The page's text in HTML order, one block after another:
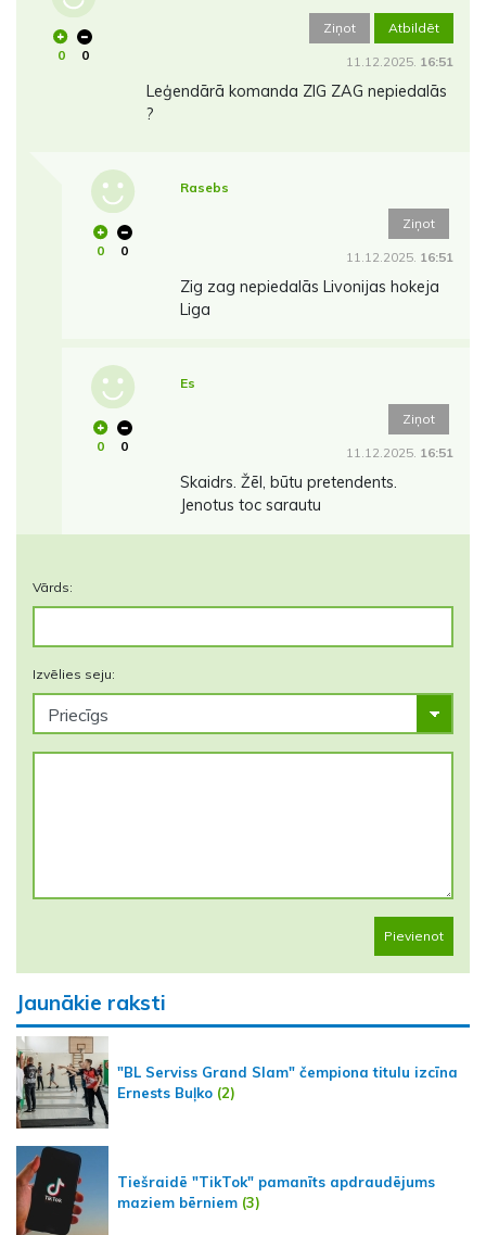
0 0
Ziņot Atbildēt
11.12.2025. 16:51
Leģendārā komanda ZIG ZAG nepiedalās
?
0 0
Rasebs
Ziņot
11.12.2025. 16:51
Zig zag nepiedalās Livonijas hokeja
Liga
0 0
Es
Ziņot
11.12.2025. 16:51
Skaidrs. Žēl, būtu pretendents.
Jenotus toc sarautu
Vārds:
Izvēlies seju:
Pievienot
Jaunākie raksti
"BL Serviss Grand Slam" čempiona titulu izcīna
Ernests Buļko (2)
Tiešraidē "TikTok" pamanīts apdraudējums
maziem bērniem (3)